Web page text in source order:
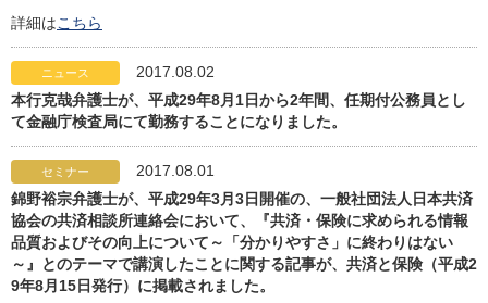
詳細はこちら
ニュース
2017.08.02
本行克哉弁護士が、平成29年8月1日から2年間、任期付公務員とし
て金融庁検査局にて勤務することになりました。
セミナー
2017.08.01
錦野裕宗弁護士が、平成29年3月3日開催の、一般社団法人日本共済
協会の共済相談所連絡会において、『共済・保険に求められる情報
品質およびその向上について～「分かりやすさ」に終わりはない
～』とのテーマで講演したことに関する記事が、共済と保険（平成2
9年8月15日発行）に掲載されました。